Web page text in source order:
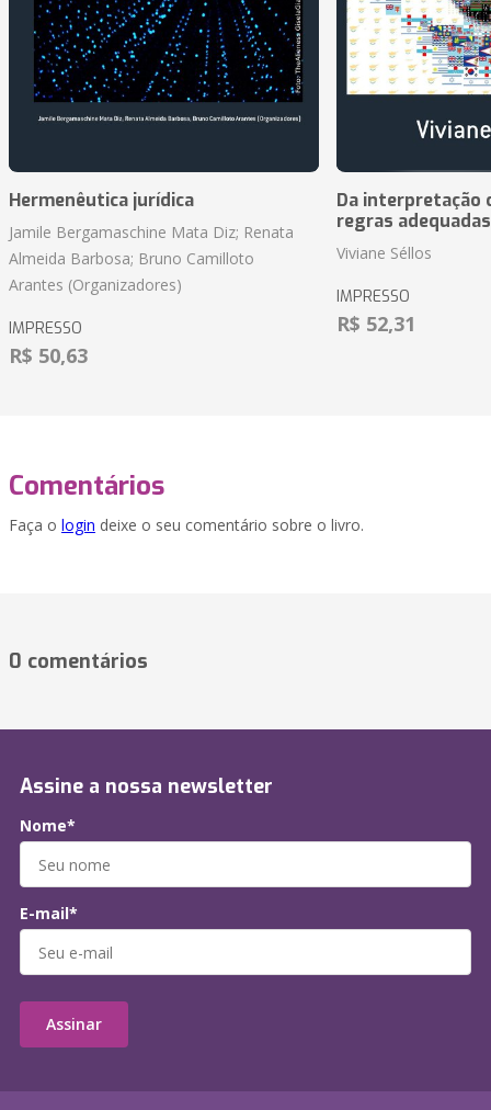
Hermenêutica jurídica
Jamile Bergamaschine Mata Diz; Renata
Almeida Barbosa; Bruno Camilloto
Arantes (Organizadores)
IMPRESSO
R$ 50,63
Da interpretação
regras
Viviane Séllos
IMPRESSO
R$ 52,31
Comentários
Faça o login deixe o seu comentário sobre o livro.
0 comentários
Assine a nossa newsletter
Nome*
E-mail*
Assinar